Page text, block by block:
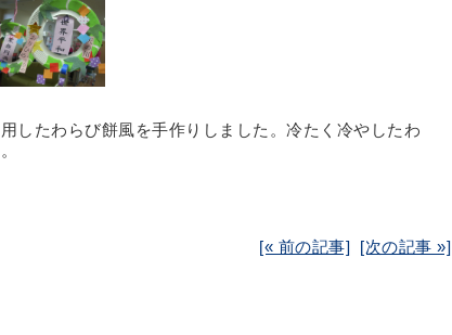
したわらび餅風を手作りしました。冷たく冷やしたわ
[« 前の記事] [次の記事 »]